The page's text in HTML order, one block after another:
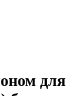
для